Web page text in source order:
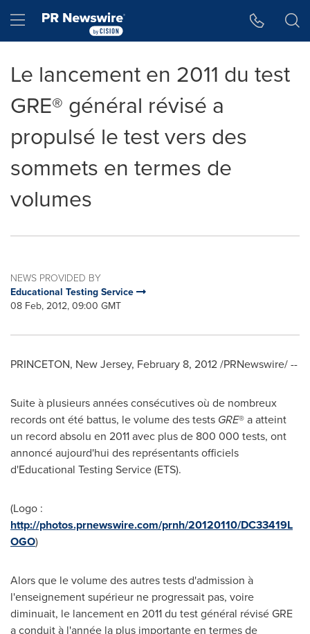
Hamburger menu
Le lancement en 2011 du test
GRE® général révisé a
propulsé le test vers des
sommets en termes de
volumes
NEWS PROVIDED BY
Educational Testing Service
08 Feb, 2012, 09:00 GMT
PRINCETON, New Jersey, February 8, 2012/PRNewswire/ --
Suite à plusieurs années consécutives où de nombreux
records ont été battus, le volume des tests GRE® a atteint
un record absolu en 2011 avec plus de 800 000 tests, ont
annoncé aujourd'hui des représentants officiels
d'Educational Testing Service (ETS).
(Logo :
http://photos.prnewswire.com/prnh/20120110/DC33419L
OGO)
Alors que le volume des autres tests d'admission à
l'enseignement supérieur ne progressait pas, voire
diminuait, le lancement en 2011 du test général révisé GRE
a conduit à l'année la plus importante en termes de